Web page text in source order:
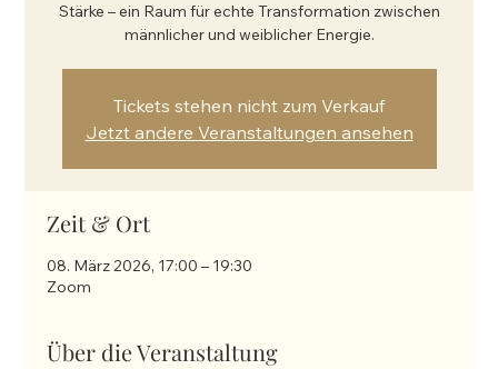
Stärke – ein Raum für echte Transformation zwischen
männlicher und weiblicher Energie.
Tickets stehen nicht zum Verkauf
Jetzt andere Veranstaltungen ansehen
Zeit & Ort
08. März 2026, 17:00 – 19:30
Zoom
Über die Veranstaltung